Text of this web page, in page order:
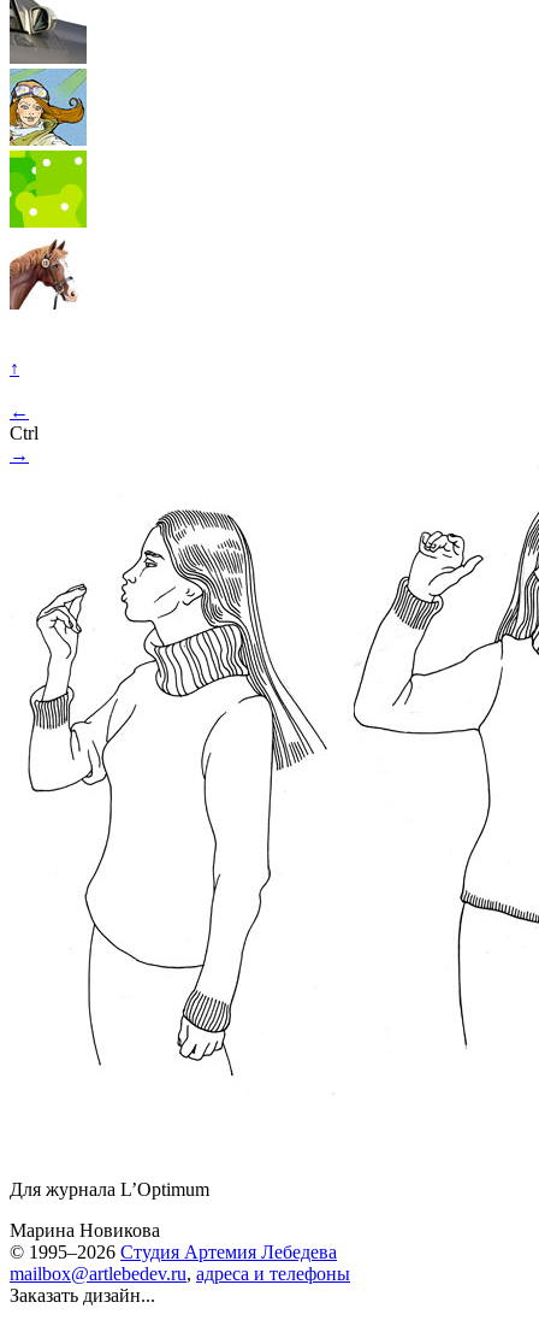
↑
←
Ctrl
→
Для журнала L’Optimum
Марина Новикова
© 1995–2026 Студия Артемия Лебедева
mailbox@artlebedev.ru, адреса и телефоны
Заказать дизайн...